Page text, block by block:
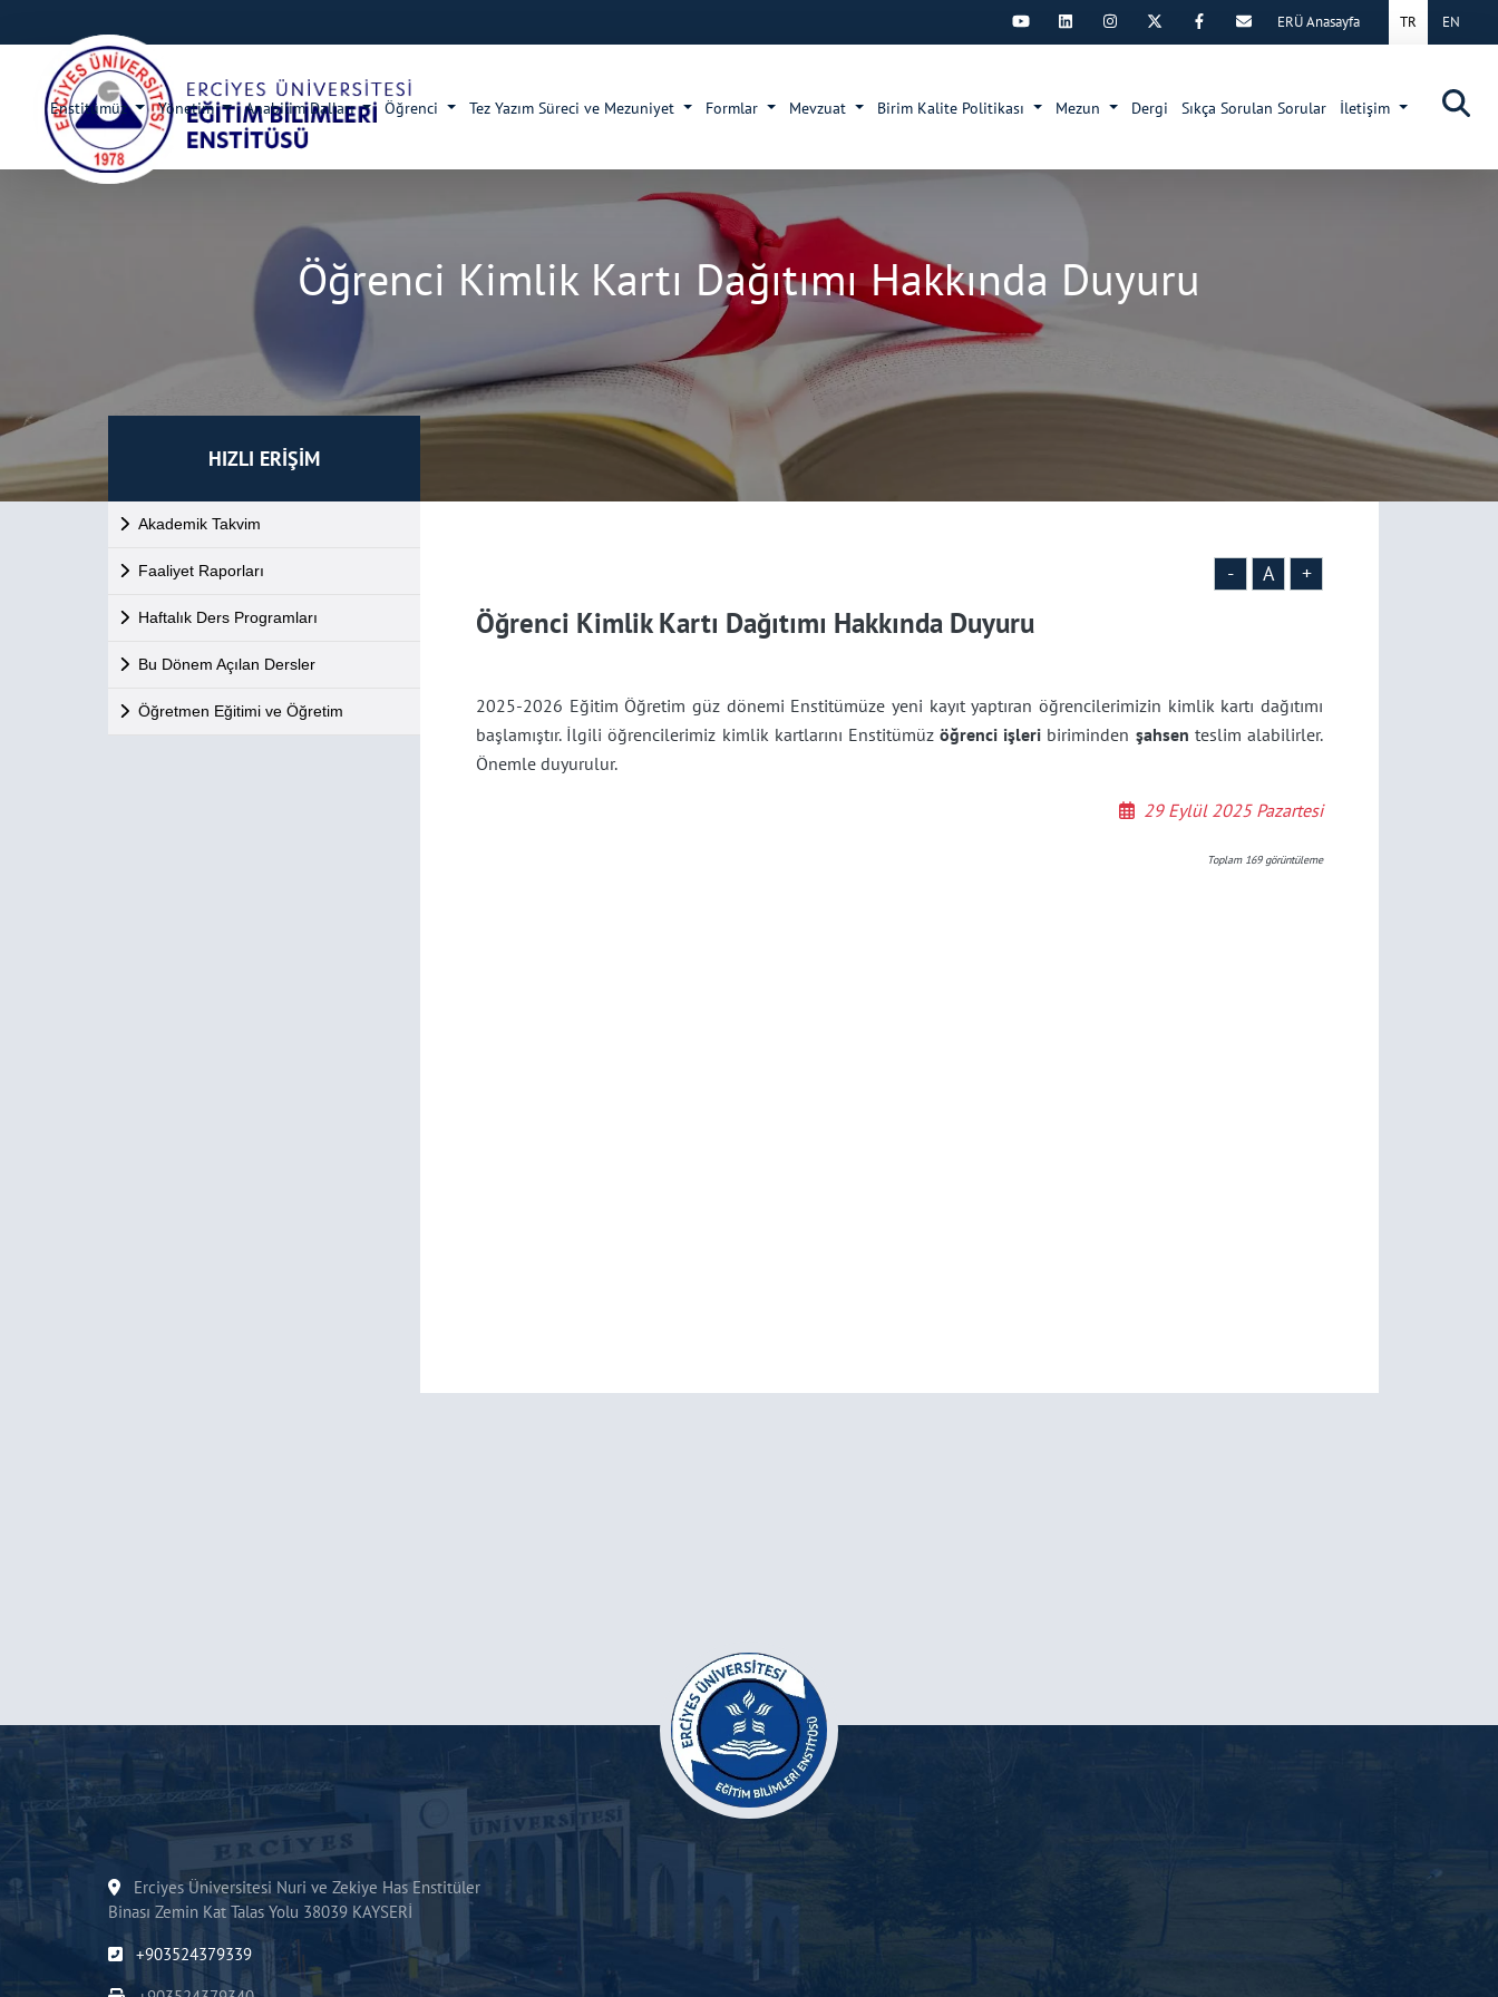
×
TR EN
ERÜ Anasayfa
Enstitümüz Yönetim Anabilim Dalları Öğrenci Tez Yazım Süreci ve Mezuniyet Formlar Mevzuat Birim Kalite Politikası Mezun Dergi Sıkça Sorulan Sorular İletişim
Öğrenci Kimlik Kartı Dağıtımı Hakkında Duyuru
HIZLI ERİŞİM
Akademik Takvim
Faaliyet Raporları
Haftalık Ders Programları
Bu Dönem Açılan Dersler
Öğretmen Eğitimi ve Öğretim
- A +
Öğrenci Kimlik Kartı Dağıtımı Hakkında Duyuru
2025-2026 Eğitim Öğretim güz dönemi Enstitümüze yeni kayıt yaptıran öğrencilerimizin kimlik kartı dağıtımı
başlamıştır. İlgili öğrencilerimiz kimlik kartlarını Enstitümüzöğrenci işleri biriminden şahsen teslim alabilirler.
Önemle duyurulur.
29 Eylül 2025 Pazartesi
Toplam 169görüntüleme
Erciyes Üniversitesi Nuri ve Zekiye Has Enstitüler
Binası Zemin Kat Talas Yolu 38039 KAYSERİ
+903524379339